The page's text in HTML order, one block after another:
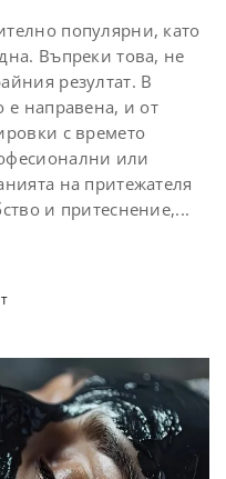
популярни, като
Въпреки това, не
резултат. В
е направена, и от
с времето
или
на притежателя
и притеснение,...